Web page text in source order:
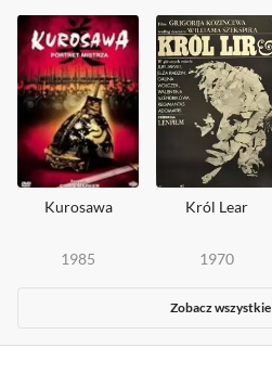
Kurosawa
1985
Król Lear
1970
Zobacz wszystkie